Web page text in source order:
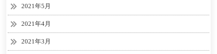
2021年5月
2021年4月
2021年3月